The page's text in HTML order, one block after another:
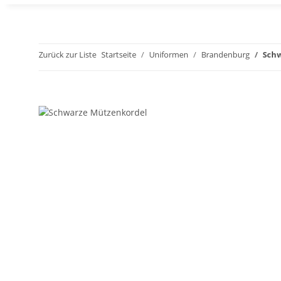
Zurück zur Liste Startseite Uniformen Brandenburg